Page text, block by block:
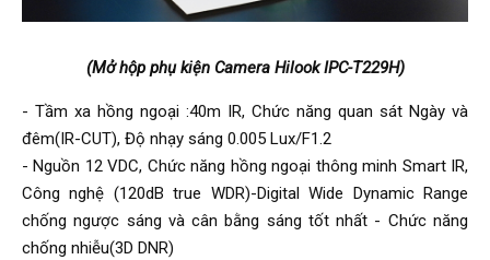
(Mở hộp phụ kiện Camera Hilook IPC-T229H)
- Tầm xa hồng ngoại :40m IR, Chức năng quan sát Ngày và
đêm(IR-CUT), Độ nhạy sáng 0.005 Lux/F1.2
- Nguồn 12 VDC, Chức năng hồng ngoại thông minh Smart IR,
Công nghệ (120dB true WDR)-Digital Wide Dynamic Range
chống ngược sáng và cân bằng sáng tốt nhất - Chức năng
chống nhiễu(3D DNR)